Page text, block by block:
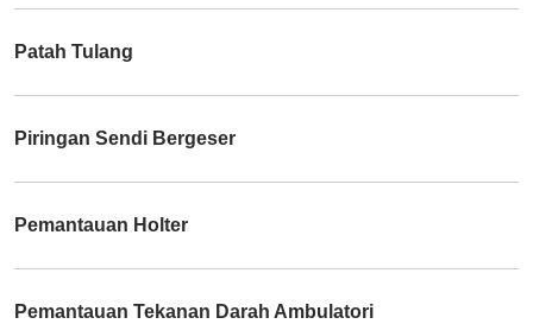
Patah Tulang
Piringan Sendi Bergeser
Pemantauan Holter
Pemantauan Tekanan Darah Ambulatori